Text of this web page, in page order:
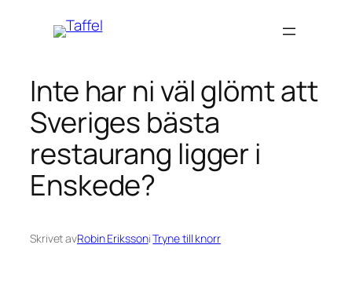
Inte har ni väl glömt att
Sveriges bästa
restaurang ligger i
Enskede?
Skrivet avRobin ErikssoniTryne till knorr